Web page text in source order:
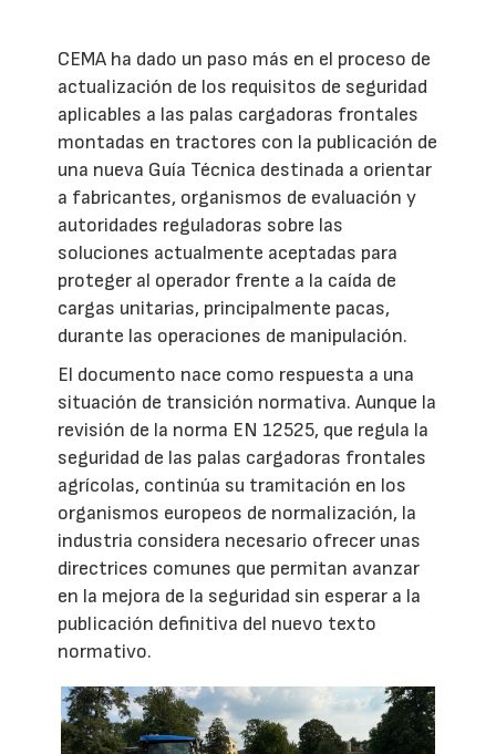
CEMA ha dado un paso más en el proceso de
actualización de los requisitos de seguridad
aplicables a las palas cargadoras frontales
montadas en tractores con la publicación de
una nueva Guía Técnica destinada a orientar
a fabricantes, organismos de evaluación y
autoridades reguladoras sobre las
soluciones actualmente aceptadas para
proteger al operador frente a la caída de
cargas unitarias, principalmente pacas,
durante las operaciones de manipulación.
El documento nace como respuesta a una
situación de transición normativa. Aunque la
revisión de la norma EN 12525, que regula la
seguridad de las palas cargadoras frontales
agrícolas, continúa su tramitación en los
organismos europeos de normalización, la
industria considera necesario ofrecer unas
directrices comunes que permitan avanzar
en la mejora de la seguridad sin esperar a la
publicación definitiva del nuevo texto
normativo.